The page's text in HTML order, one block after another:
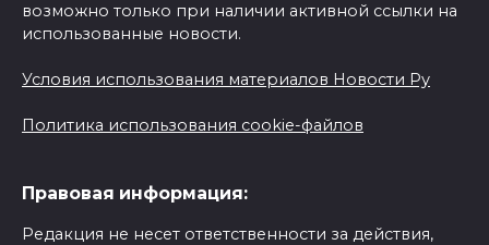
возможно только при наличии активной ссылки на
использованные новости.
Условия использования материалов Новости Ру
Политика использования cookie-файлов
Правовая информация:
Редакция не несет ответственности за действия,